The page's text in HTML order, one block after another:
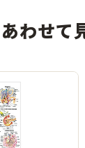
あわせて